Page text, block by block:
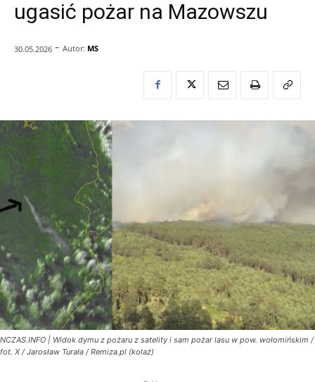
ugasić pożar na Mazowszu
30.05.2026 - Autor: MS
NCZAS.INFO | Widok dymu z pożaru z satelity i sam pożar lasu w pow. wołomińskim /
fot. X / Jarosław Turała / Remiza.pl (kolaż)